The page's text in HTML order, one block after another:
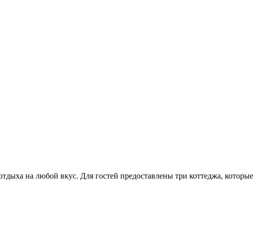
на любой вкус. Для гостей предоставлены три коттеджа, которые